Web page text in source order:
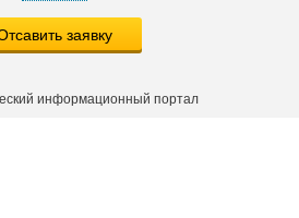
заявку
информационный портал